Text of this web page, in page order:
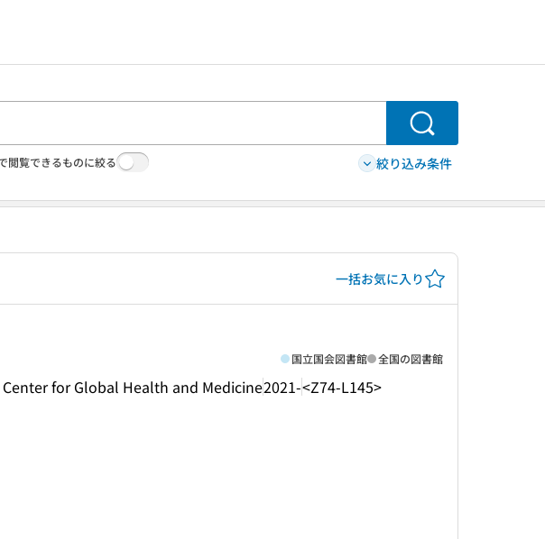
検索
閲覧できるものに絞る 絞り込み条件
一括お気に入り
Center for Global Health and Medicine2021-<Z74-L145>
国立国会図書館 全国の図書館